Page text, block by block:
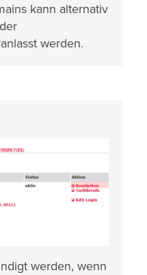
kann alternativ
werden.
werden, wenn